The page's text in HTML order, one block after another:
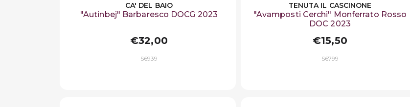
CA' DEL BAIO
"Autinbej" Barbaresco DOCG 2023
€32,00
S6939
TENUTA IL CASCINONE
"Avamposti Cerchi" Monferrato Rosso
DOC 2023
€15,50
S6799